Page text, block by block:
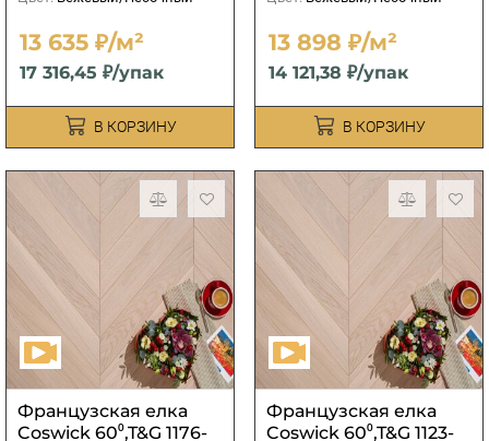
13 635 ₽/м²
17 316,45 ₽/упак
В КОРЗИНУ
13 898 ₽/м²
14 121,38 ₽/упак
В КОРЗИНУ
Французская елка
Coswick 60⁰,T&G 1176-
Французская елка
Coswick 60⁰,T&G 1123-